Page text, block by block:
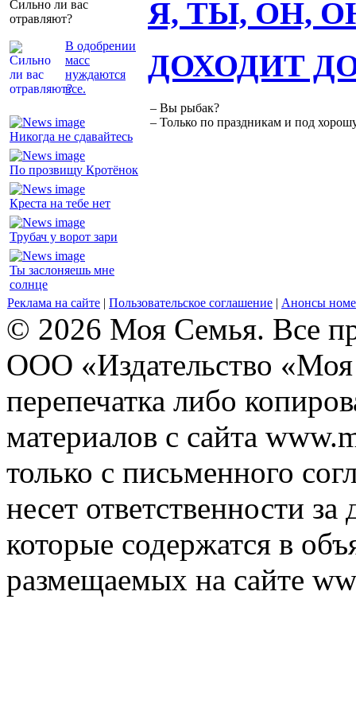
Сильно ли вас
отравляют?
В одобрении
масс
нуждаются
все.
Я, ТЫ, ОН,
Никогда не сдавайтесь
По прозвищу Кротёнок
Креста на тебе нет
Трубач у ворот зари
Ты заслоняешь мне
солнце
ДОХОДИТ
– Вы рыбак?
– Только по праздникам и под
Реклама на сайте | Пользовательское соглашение | Анонсы
© 2026 Моя Семья. Все
ООО «Издательство
перепечатка либо
материалов с сайта
только с письменного
несет ответственности
которые содержатся в
размещаемых на сайте